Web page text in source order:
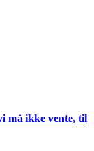
må ikke vente, til